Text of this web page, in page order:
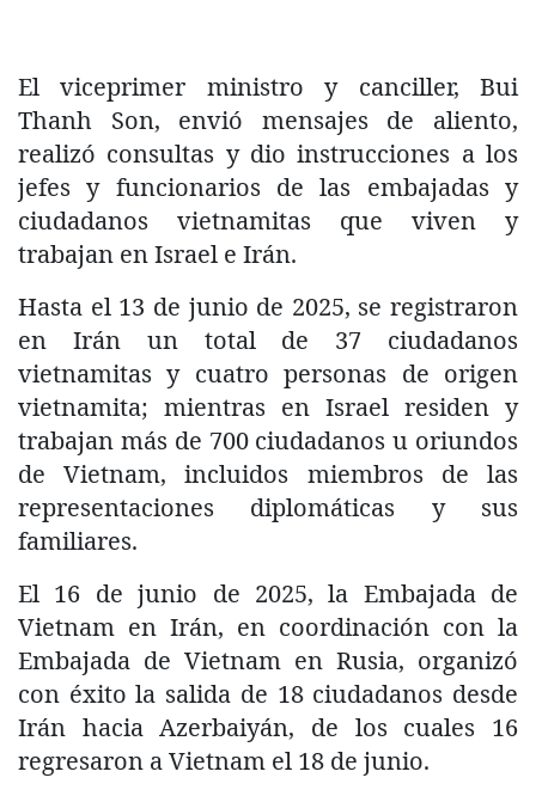
El viceprimer ministro y canciller, Bui
Thanh Son, envió mensajes de aliento,
realizó consultas y dio instrucciones a los
jefes y funcionarios de las embajadas y
ciudadanos vietnamitas que viven y
trabajan en Israel e Irán.
Hasta el 13 de junio de 2025, se registraron
en Irán un total de 37 ciudadanos
vietnamitas y cuatro personas de origen
vietnamita; mientras en Israel residen y
trabajan más de 700 ciudadanos u oriundos
de Vietnam, incluidos miembros de las
representaciones diplomáticas y sus
familiares.
El 16 de junio de 2025, la Embajada de
Vietnam en Irán, en coordinación con la
Embajada de Vietnam en Rusia, organizó
con éxito la salida de 18 ciudadanos desde
Irán hacia Azerbaiyán, de los cuales 16
regresaron a Vietnam el 18 de junio.